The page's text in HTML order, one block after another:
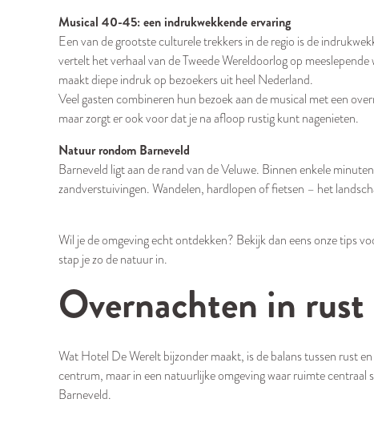
Musical 40-45: een indrukwekkende ervaring
Een van de grootste culturele trekkers in de regio is de
vertelt het verhaal van de Tweede Wereldoorlog op
maakt diepe indruk op bezoekers uit heel Nederland.
Veel gasten combineren hun bezoek aan de musical met een
maar zorgt er ook voor dat je na afloop rustig kunt nagenieten.
Natuur rondom Barneveld
Barneveld ligt aan de rand van de Veluwe. Binnen enkele
zandverstuivingen. Wandelen, hardlopen of fietsen – het
Wil je de omgeving echt ontdekken? Bekijk dan eens onze tips
stap je zo de natuur in.
Overnachten in rust
Wat Hotel De Werelt bijzonder maakt, is de balans tussen rust
centrum, maar in een natuurlijke omgeving waar ruimte centraal
Barneveld.